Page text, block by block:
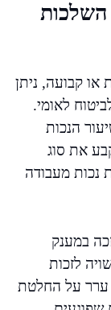
השלכות
או קבועה, ניתן
לאומי.
הנכות
את סוג
נכות מעבודה
נכות בשיעור של 9%-19% מזכה במענק
20% ומעלה עשויה לזכות
ערר על החלטת